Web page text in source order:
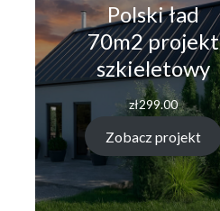
Polski ład
70m2 projekt
szkieletowy
zł299.00
Zobacz projekt